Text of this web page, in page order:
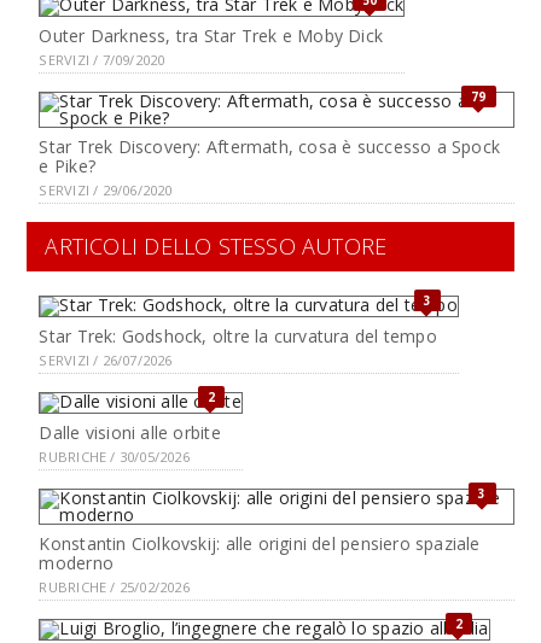
Outer Darkness, tra Star Trek e Moby Dick
SERVIZI / 7/09/2020
79
Star Trek Discovery: Aftermath, cosa è successo a Spock
e Pike?
SERVIZI / 29/06/2020
ARTICOLI DELLO STESSO AUTORE
3
Star Trek: Godshock, oltre la curvatura del tempo
SERVIZI / 26/07/2026
2
Dalle visioni alle orbite
RUBRICHE / 30/05/2026
3
Konstantin Ciolkovskij: alle origini del pensiero spaziale
moderno
RUBRICHE / 25/02/2026
2